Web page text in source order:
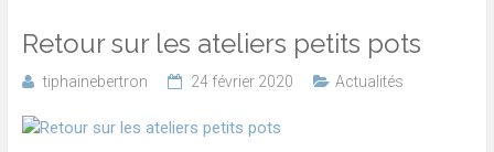
Retour sur les ateliers petits pots
tiphainebertron 24 février 2020 Actualités